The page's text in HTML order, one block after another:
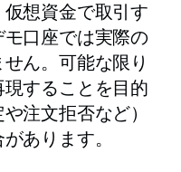
想資金で取引す
口座では実際の
ん。可能な限り
することを目的
注文拒否など）
あります。